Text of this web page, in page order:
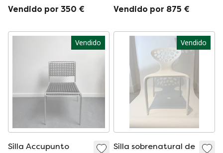
Vendido por 350 €
cuero con diseño de
la era espacial
vintage
Vendido por 875 €
Vendido
Silla Accupunto
Vendido
Silla sobrenatural de